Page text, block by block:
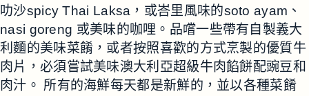
叻沙spicy Thai Laksa，或峇里風味的soto ayam、
nasi goreng 或美味的咖哩。品嚐一些帶有自製義大
利麵的美味菜餚，或者按照喜歡的方式烹製的優質牛
肉片，必須嘗試美味澳大利亞超級牛肉餡餅配豌豆和
肉汁。 所有的海鮮每天都是新鮮的，並以各種菜餚